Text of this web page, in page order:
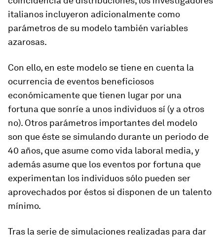
italianos incluyeron adicionalmente como
parámetros de su modelo también variables
azarosas.
Con ello, en este modelo se tiene en cuenta la
ocurrencia de eventos beneficiosos
económicamente que tienen lugar por una
fortuna que sonríe a unos individuos sí (y a otros
no). Otros parámetros importantes del modelo
son que éste se simulando durante un periodo de
40 años, que asume como vida laboral media, y
además asume que los eventos por fortuna que
experimentan los individuos sólo pueden ser
aprovechados por éstos si disponen de un talento
mínimo.
Tras la serie de simulaciones realizadas para dar